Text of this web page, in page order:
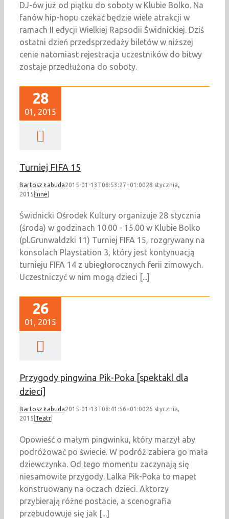
DJ-ów już od piątku do soboty w Klubie Bolko. Na
fanów hip-hopu czekać będzie wiele atrakcji w
ramach II edycji Wielkiej Rapsodii Świdnickiej. Dziś
ostatni dzień przedsprzedaży biletów w niższej
cenie natomiast rejestracja uczestników do bitwy
zostaje przedłużona do soboty.
28
01, 2015
Turniej FIFA 15
Bartosz Łabuda2015-01-13T08:53:27+01:0028 stycznia,
2015 Inne
Świdnicki Ośrodek Kultury organizuje 28 stycznia
(środa) w godzinach 10.00 - 15.00 w Klubie Bolko
(pl.Grunwaldzki 11) Turniej FIFA 15, rozgrywany na
konsolach Playstation 3, który jest kontynuacją
turnieju FIFA 14 z ubiegłorocznych ferii zimowych.
Uczestniczyć w nim mogą dzieci [...]
26
01, 2015
Przygody pingwina Pik-Poka [spektakl dla
dzieci]
Bartosz Łabuda2015-01-13T08:41:56+01:0026 stycznia,
2015 Teatr
Opowieść o małym pingwinku, który marzył aby
podróżować po świecie. W podróż zabiera go mała
dziewczynka. Od tego momentu zaczynają się
niesamowite przygody. Lalka Pik-Poka to mapet
konstruowany na oczach dzieci. Aktorzy
przybierają różne postacie, a scenografia
przebudowuje się jak [...]